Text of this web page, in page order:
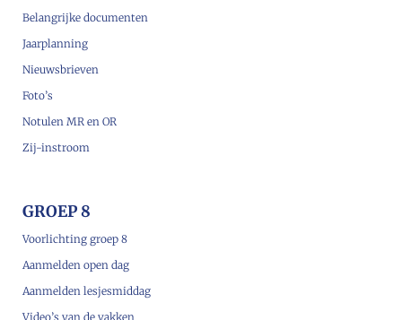
Belangrijke documenten
Jaarplanning
Nieuwsbrieven
Foto’s
Notulen MR en OR
Zij-instroom
GROEP 8
Voorlichting groep 8
Aanmelden open dag
Aanmelden lesjesmiddag
Video’s van de vakken